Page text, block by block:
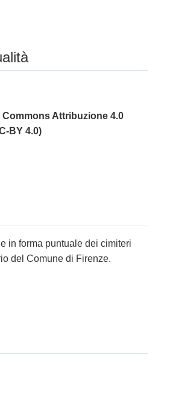
Commons Attribuzione 4.0
BY 4.0)
in forma puntuale dei cimiteri
del Comune di Firenze.